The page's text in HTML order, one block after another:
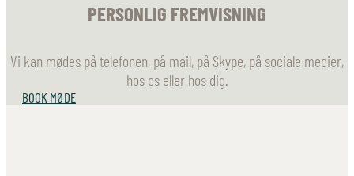
PERSONLIG FREMVISNING
Vi kan mødes på telefonen, på mail, på Skype, på sociale medier,
hos os eller hos dig.
BOOK MØDE